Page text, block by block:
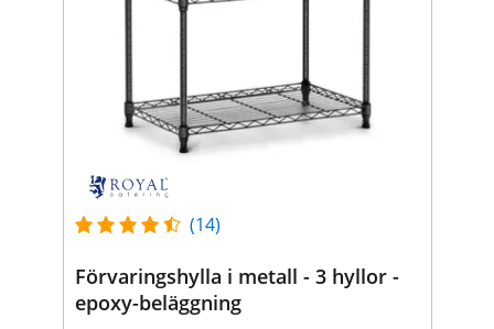
(14)
Förvaringshylla i metall - 3 hyllor -
epoxy-beläggning